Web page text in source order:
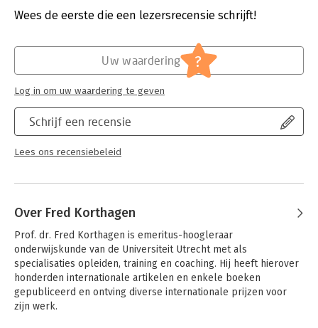
Verschijningsdatum:
4-2-2020
Wees de eerste die een lezersrecensie schrijft!
Schrijf een recensie
Lees ons recensiebeleid
Uw waardering ?
Log in om uw waardering te geven
Over Fred Korthagen
Prof. dr. Fred Korthagen is emeritus-hoogleraar
onderwijskunde van de Universiteit Utrecht met als
specialisaties opleiden, training en coaching. Hij heeft hierover
honderden internationale artikelen en enkele boeken
gepubliceerd en ontving diverse internationale prijzen voor
zijn werk.